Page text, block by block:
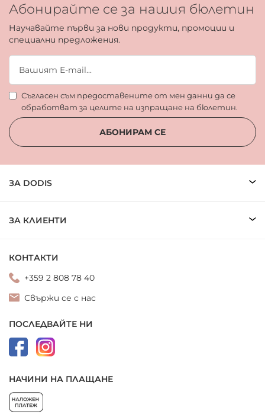
Абонирайте се за нашия бюлетин
Научавайте първи за нови продукти, промоции и
специални предложения.
Съгласен съм предоставените от мен данни да се
обработват за целите на изпращане на бюлетин.
АБОНИРАМ СЕ
ЗА DODIS
ЗА КЛИЕНТИ
КОНТАКТИ
+359 2 808 78 40
Свържи се с нас
ПОСЛЕДВАЙТЕ НИ
НАЧИНИ НА ПЛАЩАНЕ